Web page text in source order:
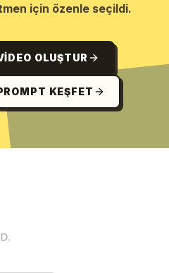
için özenle seçildi.
OLUŞTUR
KEŞFET